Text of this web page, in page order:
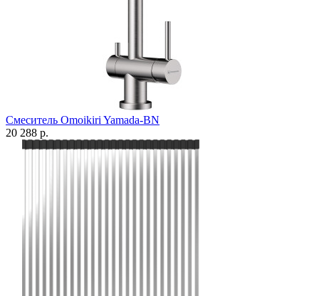
Смеситель Omoikiri Yamada-BN
20 288 р.